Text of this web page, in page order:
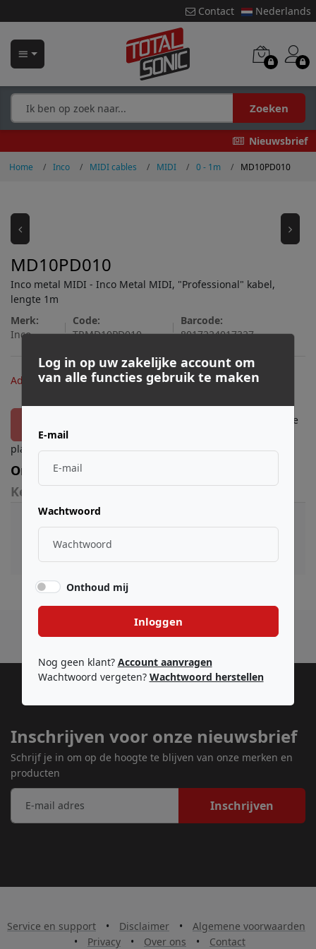
Contact Nederlands
Zoeken
Nieuwsbrief
Home Inco MIDI cables MIDI 0 - 1m MD10PD010
MD10PD010
Inco metal MIDI - Inco Metal MIDI, "Professional" kabel,
lengte 1m
Merk:
Inco
Code:
TRMD10PD010
Barcode:
8017224017327
Adviesprijs: € 8,16
om bestellingen te
plaatsen.
Omschrijving
Kenmerken
MIDI kabel metInco metal naar Inco Metal en "BC80
Professional" kabel van 1m
Inschrijven voor onze nieuwsbrief
Schrijf je in om op de hoogte te blijven van onze merken en
producten
Inschrijven
Service en support • Disclaimer •
Algemene voorwaarden
•
Privacy • Over ons • Contact
Log in op uw zakelijke account om
van alle functies gebruik te maken
E-mail
Wachtwoord
Onthoud mij
Inloggen
Nog geen klant? Account aanvragen
Wachtwoord vergeten? Wachtwoord herstellen